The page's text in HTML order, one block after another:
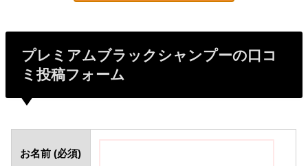
プレミアムブラックシャンプーの口コ
ミ投稿フォーム
お名前 (必須)